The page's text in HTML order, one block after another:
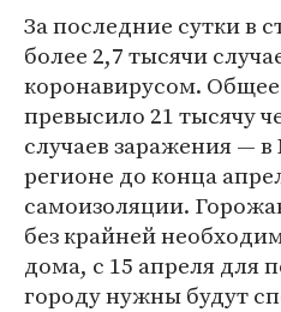
За последние сутки в
более 2,7 тысячи
коронавирусом.
превысило 21 тысячу
случаев заражения —
регионе до конца
самоизоляции.
без крайней
дома, с 15 апреля для
городу нужны будут